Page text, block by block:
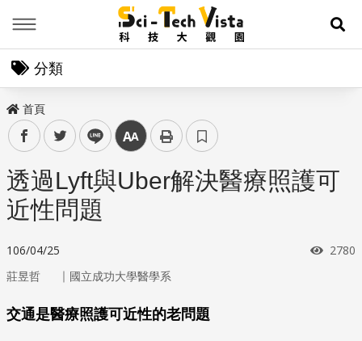
展
分類
首頁
facebooktwitter line 中
透過Lyft與Uber解決醫療照護可
近性問題
106/04/25 瀏覽
2780
莊昱哲 ｜ 國立成功大學醫學系
交通是醫療照護可近性的老問題